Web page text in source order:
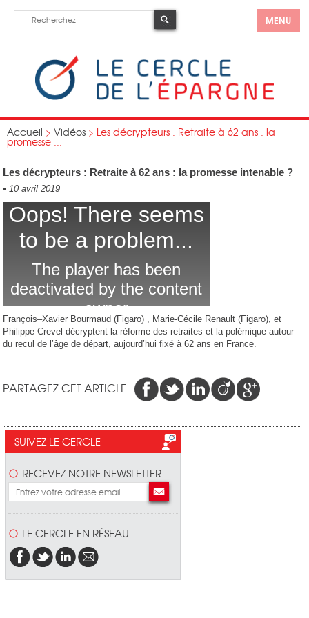
MENU
Accueil > Vidéos > Les décrypteurs : Retraite à 62 ans : la
promesse ...
Les décrypteurs : Retraite à 62 ans : la promesse intenable ?
• 10 avril 2019
François–Xavier Bourmaud (Figaro) , Marie-Cécile Renault (Figaro), et
Philippe Crevel décryptent la réforme des retraites et la polémique autour
du recul de l’âge de départ, aujourd’hui fixé à 62 ans en France.
PARTAGEZ CET ARTICLE
SUIVEZ LE CERCLE
RECEVEZ NOTRE NEWSLETTER
LE CERCLE EN RÉSEAU